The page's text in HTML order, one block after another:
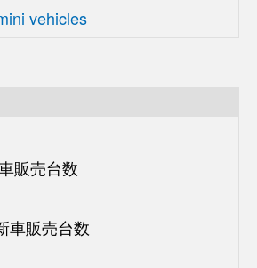
vehicles
販売台数
車販売台数